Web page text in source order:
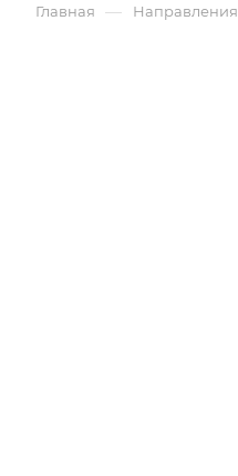
Главная — Направления